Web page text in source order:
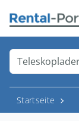
Startseite